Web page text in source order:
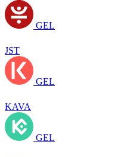
GEL
JST
GEL
KAVA
GEL